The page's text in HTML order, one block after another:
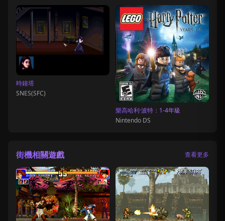
時鐘塔
SNES(SFC)
樂高哈利·波特：1-4年級
Nintendo DS
街機相關遊戲 查看更多